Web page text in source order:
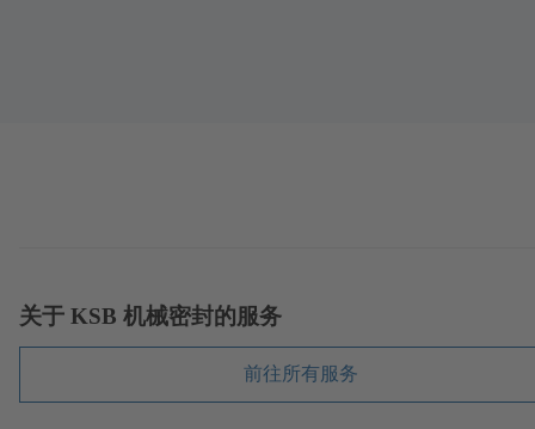
关于 KSB 机械密封的服务
前往所有服务